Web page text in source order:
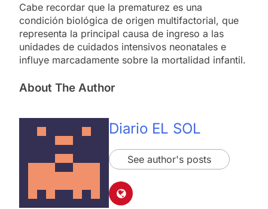
Cabe recordar que la prematurez es una
condición biológica de origen multifactorial, que
representa la principal causa de ingreso a las
unidades de cuidados intensivos neonatales e
influye marcadamente sobre la mortalidad infantil.
About The Author
Diario EL SOL
See author's posts